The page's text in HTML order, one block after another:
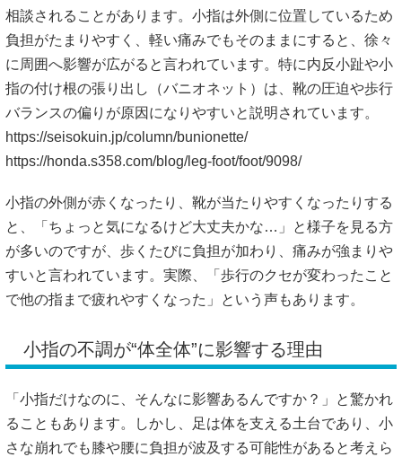
相談されることがあります。小指は外側に位置しているため
負担がたまりやすく、軽い痛みでもそのままにすると、徐々
に周囲へ影響が広がると言われています。特に内反小趾や小
指の付け根の張り出し（バニオネット）は、靴の圧迫や歩行
バランスの偏りが原因になりやすいと説明されています。
https://seisokuin.jp/column/bunionette/
https://honda.s358.com/blog/leg-foot/foot/9098/
小指の外側が赤くなったり、靴が当たりやすくなったりする
と、「ちょっと気になるけど大丈夫かな…」と様子を見る方
が多いのですが、歩くたびに負担が加わり、痛みが強まりや
すいと言われています。実際、「歩行のクセが変わったこと
で他の指まで疲れやすくなった」という声もあります。
小指の不調が“体全体”に影響する理由
「小指だけなのに、そんなに影響あるんですか？」と驚かれ
ることもあります。しかし、足は体を支える土台であり、小
さな崩れでも膝や腰に負担が波及する可能性があると考えら